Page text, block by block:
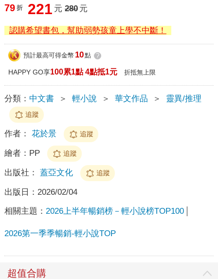
79 折 221 元 280 元
認購希望書包，幫助弱勢孩童上學不中斷！
預計最高可得金幣 10點 ?
HAPPY GO享100累1點 4點抵1元 折抵無上限
分類： 中文書 ＞ 輕小說 ＞ 華文作品 ＞ 靈異/推理
追蹤
作者： 花於景 追蹤
繪者： PP 追蹤
出版社： 蓋亞文化 追蹤
出版日： 2026/02/04
相關主題： 2026上半年暢銷榜－輕小說榜TOP100
2026第一季季暢銷-輕小說TOP
超值合購